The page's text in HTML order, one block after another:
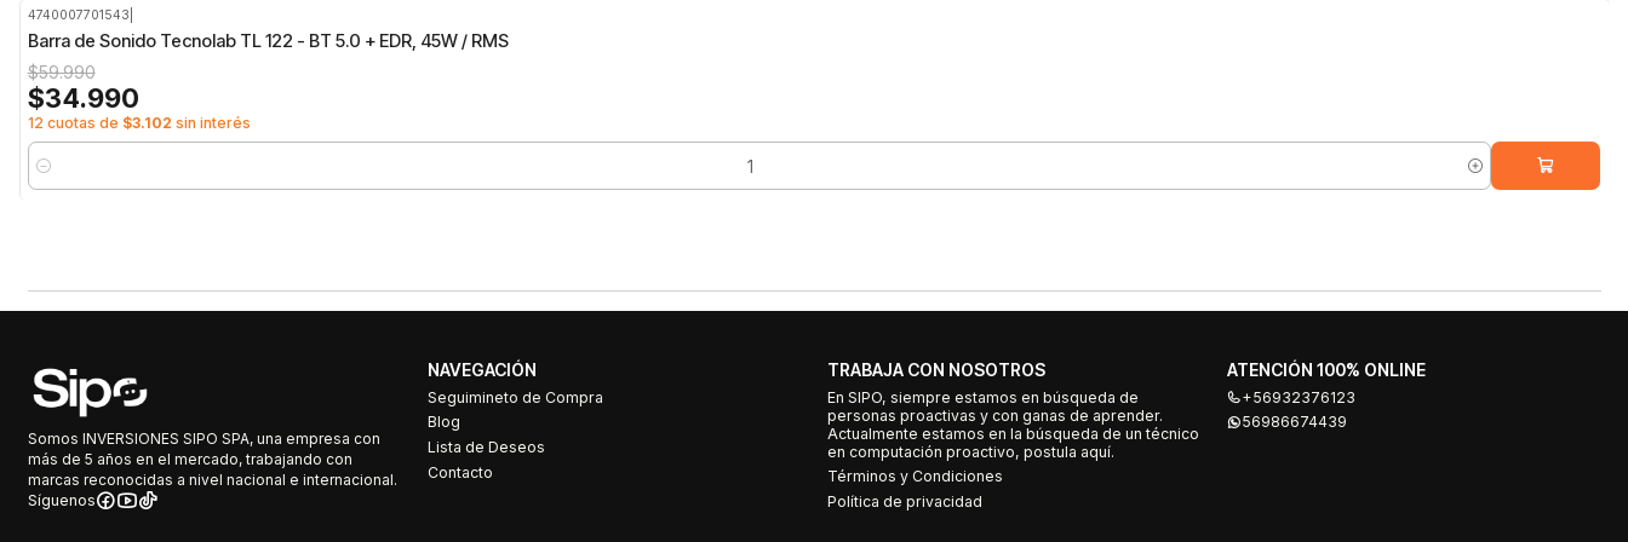
4740007701543
Barra de Sonido Tecnolab TL 122 - BT 5.0 + EDR, 45W / RMS
$59.990
$34.990
12 cuotas de $3.102 sin interés
Cantidad
Somos INVERSIONES SIPO SPA, una empresa con
más de 5 años en el mercado, trabajando con
marcas reconocidas a nivel nacional e internacional.
Síguenos
NAVEGACIÓN
Seguimineto de Compra
Blog
Lista de Deseos
Contacto
TRABAJA CON NOSOTROS
En SIPO, siempre estamos en búsqueda de
personas proactivas y con ganas de aprender.
Actualmente estamos en la búsqueda de un técnico
en computación proactivo, postula aquí.
Términos y Condiciones
Política de privacidad
ATENCIÓN 100% ONLINE
+56932376123
56986674439